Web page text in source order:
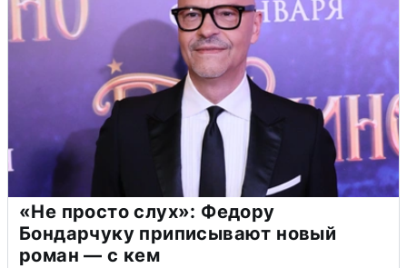
«Не просто слух»: Федору
Бондарчуку приписывают новый
роман — с кем